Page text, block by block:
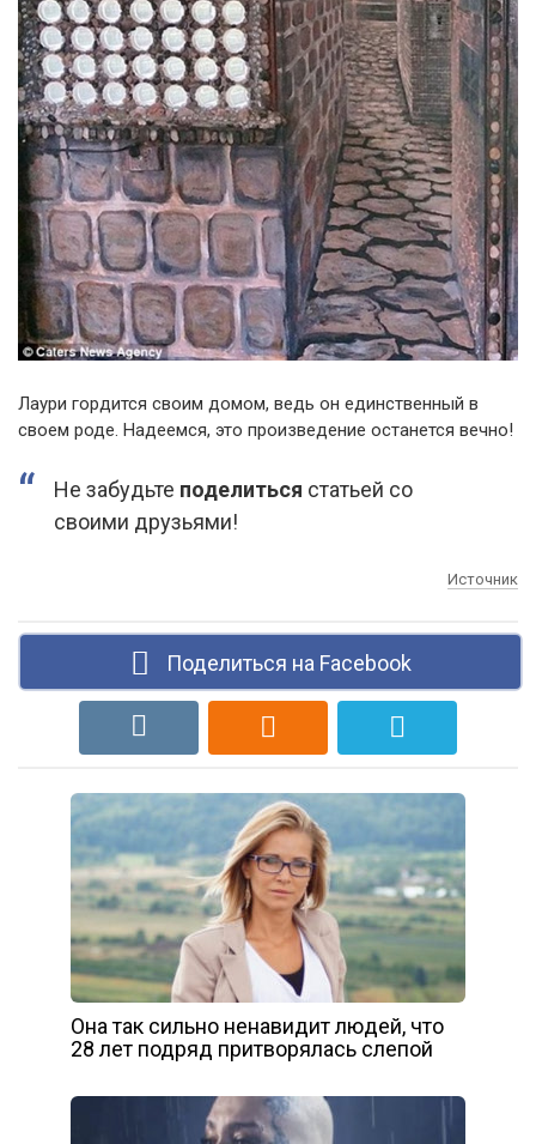
Лаури гордится своим домом, ведь он единственный в
своем роде. Надеемся, это произведение останется вечно!
Не забудьте поделиться статьей со
своими друзьями!
Источник
Поделиться на Facebook
Она так сильно ненавидит людей, что
28 лет подряд притворялась слепой